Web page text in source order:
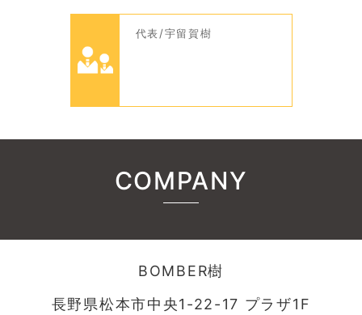
代表/宇留賀樹
COMPANY
BOMBER樹
長野県松本市中央1-22-17 プラザ1F